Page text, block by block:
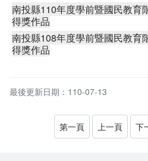
南投縣110年度學前暨國民教育
得獎作品
南投縣108年度學前暨國民教育
得獎作品
最後更新日期：110-07-13
第一頁 上一頁 下